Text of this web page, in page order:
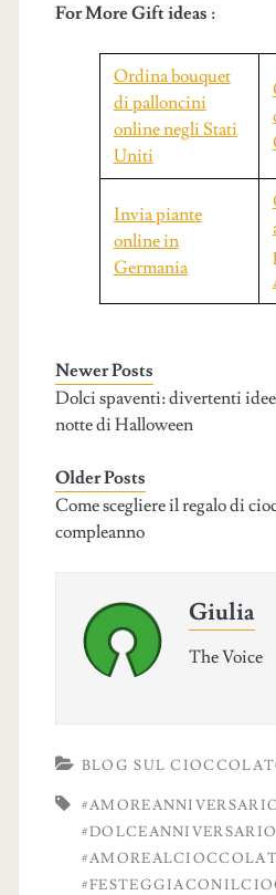
For More Gift ideas :
Ordina bouquet
di palloncini
online negli Stati
Uniti
Invia piante
online in
Germania
Newer Posts
Dolci spaventi: divertenti
notte di Halloween
Older Posts
Come scegliere il regalo di
compleanno
Giulia
The Voice
BLOG SUL
#DOLCEANNIVERSARIO